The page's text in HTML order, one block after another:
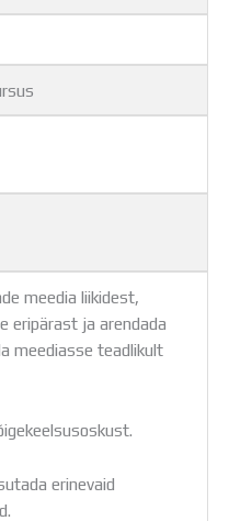
meedia liikidest,
eripärast ja arendada
meediasse teadlikult
erinevaid